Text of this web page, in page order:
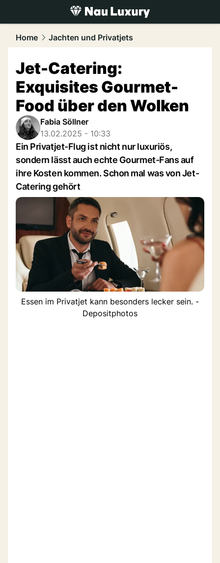
luxury.NAU.ch
Home Jachten und Privatjets
Jet-Catering:
Exquisites Gourmet-
Food über den Wolken
Fabia Söllner
13.02.2025 - 10:33
Ein Privatjet-Flug ist nicht nur luxuriös,
sondern lässt auch echte Gourmet-Fans auf
ihre Kosten kommen. Schon mal was von Jet-
Catering gehört
Essen im Privatjet kann besonders lecker sein. -
Depositphotos